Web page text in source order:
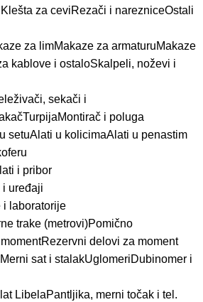
Klešta za ceviRezači i narezniceOstali
za limMakaze za armaturuMakaze
kablove i ostaloSkalpeli, noževi i
sekači i
TurpijaMontirač i poluga
setuAlati u kolicimaAlati u penastim
i pribor
i uređaji
i laboratorije
trake (metrovi)Pomično
Rezervni delovi za moment
Merni sat i stalakUglomeriDubinomer i
LibelaPantljika, merni točak i tel.